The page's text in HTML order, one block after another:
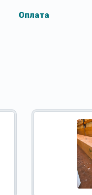
Оплата